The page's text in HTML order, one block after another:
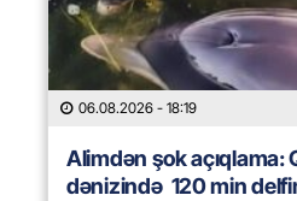
06.08.2026 - 18:19
Alimdən şok açıqlama:
dənizində 120 min